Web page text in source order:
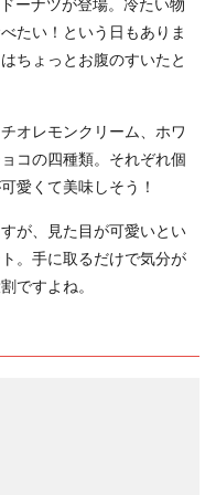
たい！という日もありま
ちょっとお腹のすいたと
オレモンクリーム、ホワ
コの四種類。それぞれ個
愛くて美味しそう！
が、見た目が可愛いとい
。手に取るだけで気分が
ですよね。